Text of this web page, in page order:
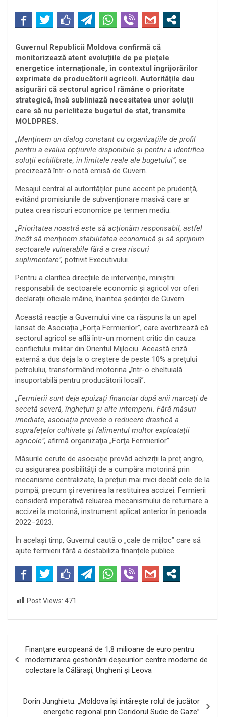
Guvernul Republicii Moldova confirmă că
monitorizează atent evoluțiile de pe piețele
energetice internaționale, în contextul îngrijorărilor
exprimate de producătorii agricoli. Autoritățile dau
asigurări că sectorul agricol rămâne o prioritate
strategică, însă subliniază necesitatea unor soluții
care să nu pericliteze bugetul de stat, transmite
MOLDPRES.
„Menținem un dialog constant cu organizațiile de profil
pentru a evalua opțiunile disponibile și pentru a identifica
soluții echilibrate, în limitele reale ale bugetului”, se
precizează într-o notă emisă de Guvern.
Mesajul central al autorităților pune accent pe prudență,
evitând promisiunile de subvenționare masivă care ar
putea crea riscuri economice pe termen mediu.
„Prioritatea noastră este să acționăm responsabil, astfel
încât să menținem stabilitatea economică și să sprijinim
sectoarele vulnerabile fără a crea riscuri
suplimentare”, potrivit Executivului.
Pentru a clarifica direcțiile de intervenție, miniștrii
responsabili de sectoarele economic și agricol vor oferi
declarații oficiale mâine, înaintea ședinței de Guvern.
Această reacție a Guvernului vine ca răspuns la un apel
lansat de Asociația „Forța Fermierilor”, care avertizează că
sectorul agricol se află într-un moment critic din cauza
conflictului militar din Orientul Mijlociu. Această criză
externă a dus deja la o creștere de peste 10% a prețului
petrolului, transformând motorina „într-o cheltuială
insuportabilă pentru producătorii locali”.
„Fermierii sunt deja epuizați financiar după anii marcați de
secetă severă, înghețuri și alte intemperii. Fără măsuri
imediate, asociația prevede o reducere drastică a
suprafețelor cultivate și falimentul multor exploatații
agricole”, afirmă organizaţia „Forţa Fermierilor”.
Măsurile cerute de asociație prevăd achiziții la preț angro,
cu asigurarea posibilității de a cumpăra motorină prin
mecanisme centralizate, la prețuri mai mici decât cele de la
pompă, precum şi revenirea la restituirea accizei. Fermierii
consideră imperativă reluarea mecanismului de returnare a
accizei la motorină, instrument aplicat anterior în perioada
2022–2023.
În același timp, Guvernul caută o „cale de mijloc” care să
ajute fermierii fără a destabiliza finanțele publice.
Post Views: 471
în
articole
Finanțare europeană de 1,8 milioane de euro pentru
modernizarea gestionării deșeurilor: centre moderne de
colectare la Călărași, Ungheni și Leova
Dorin Junghietu: „Moldova își întărește rolul de jucător
energetic regional prin Coridorul Sudic de Gaze”